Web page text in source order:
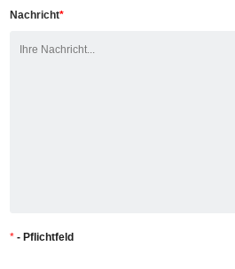
Nachricht*
* - Pflichtfeld